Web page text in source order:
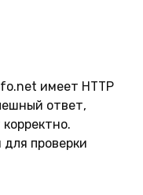
имеет HTTP
ответ,
проверки